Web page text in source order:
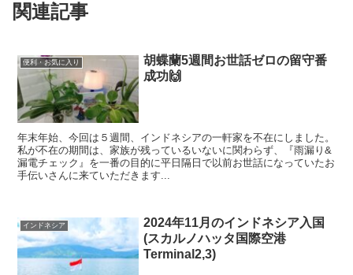
関連記事
便利・お気に入り
胡蝶蘭5週間お世話ゼロの留守番
成功🙌
年末年始、今回は５週間、インドネシアの一軒家を不在にしました。
私が不在の期間は、家族が残っているいないに関わらず、『雨漏り&
漏電チェック』を一番の目的に平日隔日で以前お世話になっていたお
手伝いさんに来ていただきます...
インドネシア
2024年11月のインドネシア入国
(スカルノハッタ国際空港
Terminal2,3)